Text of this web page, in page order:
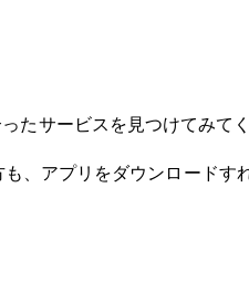
たサービスを見つけてみてく
、アプリをダウンロードす